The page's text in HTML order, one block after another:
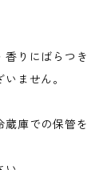
香りにばらつき
ません。
蔵庫での保管を